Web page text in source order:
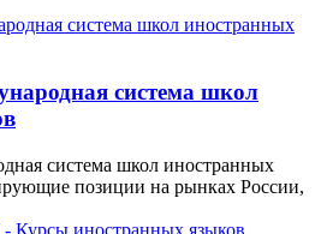
система школ
система школ иностранных
позиции на рынках России,